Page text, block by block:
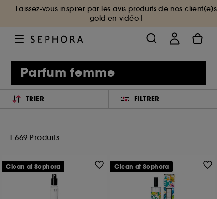
Laissez-vous inspirer par les avis produits de nos client(e)s
gold en vidéo !
Parfum femme
TRIER FILTRER
1 669 Produits
Clean at Sephora Clean at Sephora